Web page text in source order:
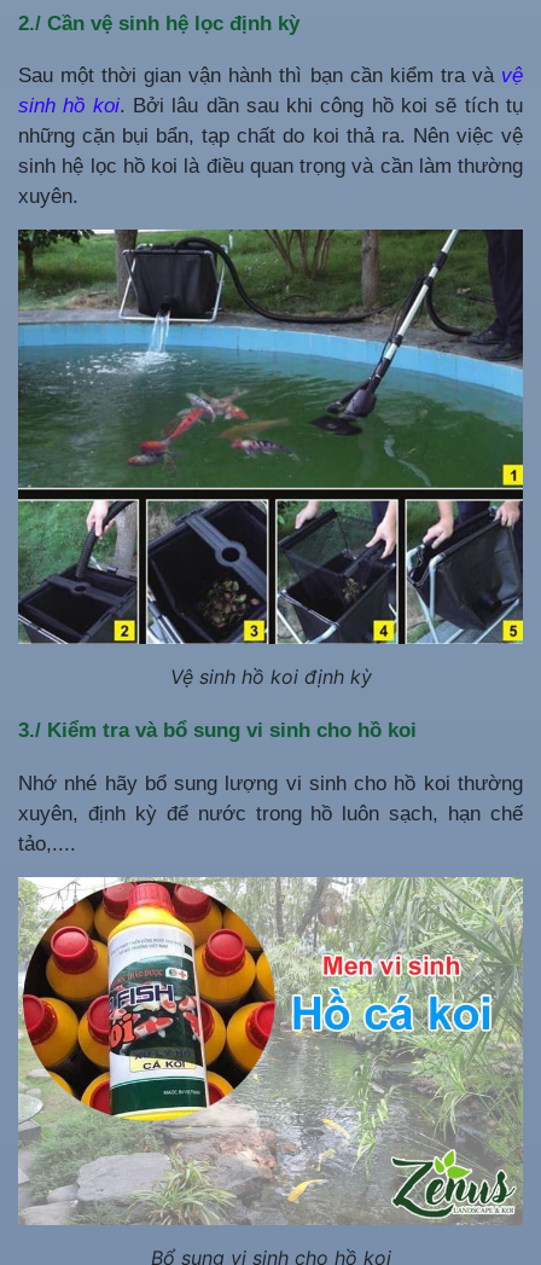
2./ Cần vệ sinh hệ lọc định kỳ
Sau một thời gian vận hành thì bạn cần kiểm tra và vệ
sinh hồ koi. Bởi lâu dần sau khi công hồ koi sẽ tích tụ
những cặn bụi bẩn, tạp chất do koi thả ra. Nên việc vệ
sinh hệ lọc hồ koi là điều quan trọng và cần làm thường
xuyên.
Vệ sinh hồ koi định kỳ
3./ Kiểm tra và bổ sung vi sinh cho hồ koi
Nhớ nhé hãy bổ sung lượng vi sinh cho hồ koi thường
xuyên, định kỳ để nước trong hồ luôn sạch, hạn chế
tảo,....
Bổ sung vi sinh cho hồ koi